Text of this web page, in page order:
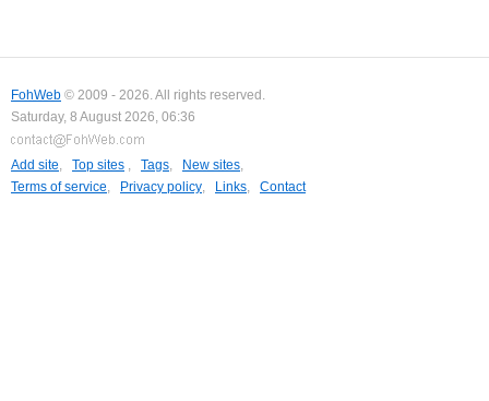
FohWeb © 2009 - 2026. All rights reserved.
Saturday, 8 August 2026, 06:36
Add site, Top sites , Tags, New sites,
Terms of service, Privacy policy, Links, Contact